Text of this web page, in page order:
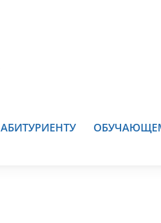
АБИТУРИЕНТУ